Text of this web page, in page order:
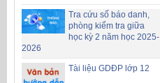
Tra cứu số báo danh,
phòng kiểm tra giữa
học kỳ 2 năm học 2025-
2026
Tài liệu GDĐP lớp 12